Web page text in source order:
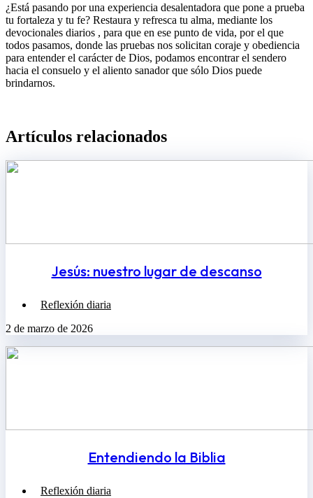
¿Está pasando por una experiencia desalentadora que pone a prueba
tu fortaleza y tu fe? Restaura y refresca tu alma, mediante los
devocionales diarios , para que en ese punto de vida, por el que
todos pasamos, donde las pruebas nos solicitan coraje y obediencia
para entender el carácter de Dios, podamos encontrar el sendero
hacia el consuelo y el aliento sanador que sólo Dios puede
brindarnos.
Artículos relacionados​
Jesús: nuestro lugar de descanso
Reflexión diaria
2 de marzo de 2026
Entendiendo la Biblia
Reflexión diaria